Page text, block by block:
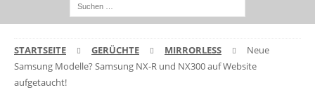
STARTSEITE GERÜCHTE MIRRORLESS
Neue
Samsung Modelle? Samsung NX-R und NX300 auf Website
aufgetaucht!